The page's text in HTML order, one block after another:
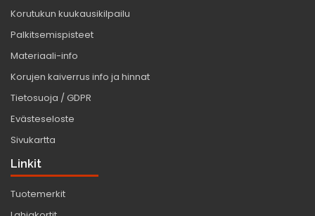
Korutukun kuukausikilpailu
Palkitsemispisteet
Materiaali-info
Korujen kaiverrus info ja hinnat
Tietosuoja / GDPR
Evästeseloste
Sivukartta
Linkit
Tuotemerkit